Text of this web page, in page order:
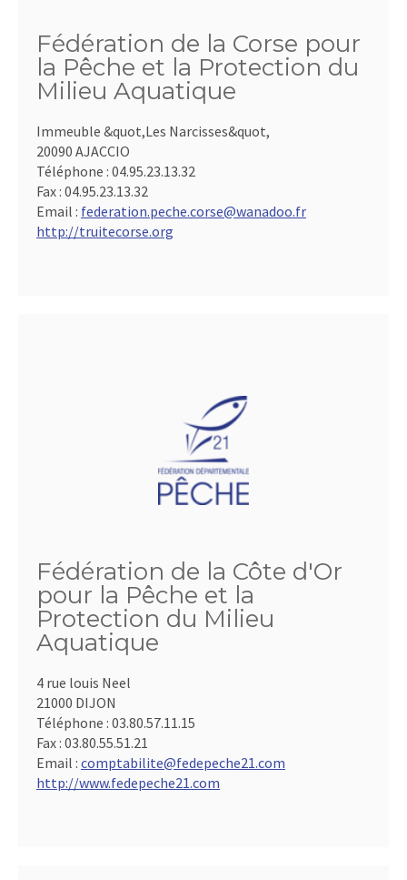
Fédération de la Corse pour
la Pêche et la Protection du
Milieu Aquatique
Immeuble &quot,Les Narcisses&quot,
20090 AJACCIO
Téléphone : 04.95.23.13.32
Fax : 04.95.23.13.32
Email : federation.peche.corse@wanadoo.fr
http://truitecorse.org
Fédération de la Côte d'Or
pour la Pêche et la
Protection du Milieu
Aquatique
4 rue louis Neel
21000 DIJON
Téléphone : 03.80.57.11.15
Fax : 03.80.55.51.21
Email : comptabilite@fedepeche21.com
http://www.fedepeche21.com